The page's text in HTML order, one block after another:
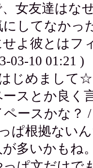
女友達はな
にしてなかっ
せよ彼とはフ
03-10 01:21 )
じめまして☆
スとか良く
ースかな？ /
根拠ないん
多いかもね